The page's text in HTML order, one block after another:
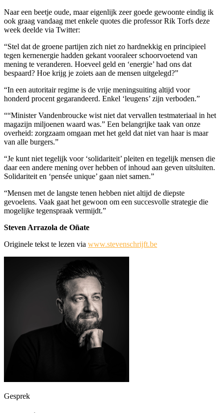
Naar een beetje oude, maar eigenlijk zeer goede gewoonte eindig ik
ook graag vandaag met enkele quotes die professor Rik Torfs deze
week deelde via Twitter:
“Stel dat de groene partijen zich niet zo hardnekkig en principieel
tegen kernenergie hadden gekant vooraleer schoorvoetend van
mening te veranderen. Hoeveel geld en ‘energie’ had ons dat
bespaard? Hoe krijg je zoiets aan de mensen uitgelegd?”
“In een autoritair regime is de vrije meningsuiting altijd voor
honderd procent gegarandeerd. Enkel ‘leugens’ zijn verboden.”
““Minister Vandenbroucke wist niet dat vervallen testmateriaal in het
magazijn miljoenen waard was.” Een belangrijke taak van onze
overheid: zorgzaam omgaan met het geld dat niet van haar is maar
van alle burgers.”
“Je kunt niet tegelijk voor ‘solidariteit’ pleiten en tegelijk mensen die
daar een andere mening over hebben of inhoud aan geven uitsluiten.
Solidariteit en ‘pensée unique’ gaan niet samen.”
“Mensen met de langste tenen hebben niet altijd de diepste
gevoelens. Vaak gaat het gewoon om een succesvolle strategie die
mogelijke tegenspraak vermijdt.”
Steven Arrazola de Oñate
Originele tekst te lezen via www.stevenschrijft.be
Gesprek